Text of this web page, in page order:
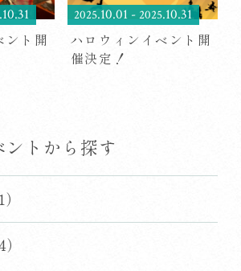
.10.31
ント開
2025.10.01 -2025.10.31
ハロウィンイベント開
催決定！
トから探す